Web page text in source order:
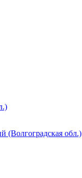
(Волгоградская обл.)